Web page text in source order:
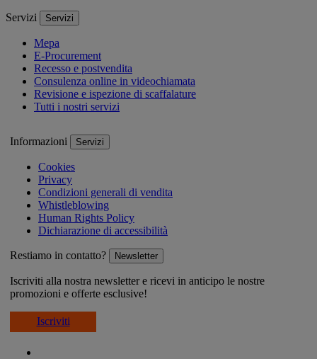
Servizi Servizi
Mepa
E-Procurement
Recesso e postvendita
Consulenza online in videochiamata
Revisione e ispezione di scaffalature
Tutti i nostri servizi
Informazioni Servizi
Cookies
Privacy
Condizioni generali di vendita
Whistleblowing
Human Rights Policy
Dichiarazione di accessibilità
Restiamo in contatto? Newsletter
Iscriviti alla nostra newsletter e ricevi in anticipo le nostre
promozioni e offerte esclusive!
Iscriviti